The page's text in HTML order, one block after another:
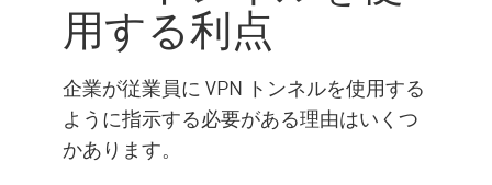
用する利点
企業が従業員に VPN トンネルを使用する
ように指示する必要がある理由はいくつ
かあります。